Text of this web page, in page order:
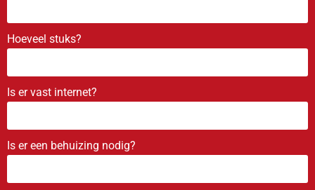
Hoeveel stuks?
Is er vast internet?
Is er een behuizing nodig?